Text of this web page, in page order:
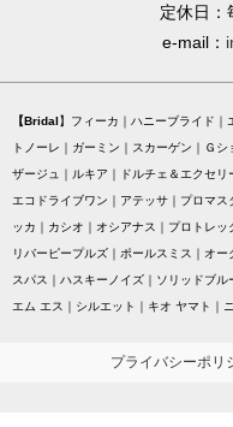
定休日：
e-mail：
Bridal フィーカ ハニーブライド
トノーレ
ガーミン スカーゲン Ｇシ
ザージュ
ルキア ドルチェ＆エクセリ
エコドライブワン
アテッサ プロマス
ッカ
カシオ オシアナス プロトレッ
リバーピープルズ
ポールスミス オー
スパス
ハスキーノイズ ソリッドブル
エム エス
シルエット キオ ヤマト
プライバシーポリ